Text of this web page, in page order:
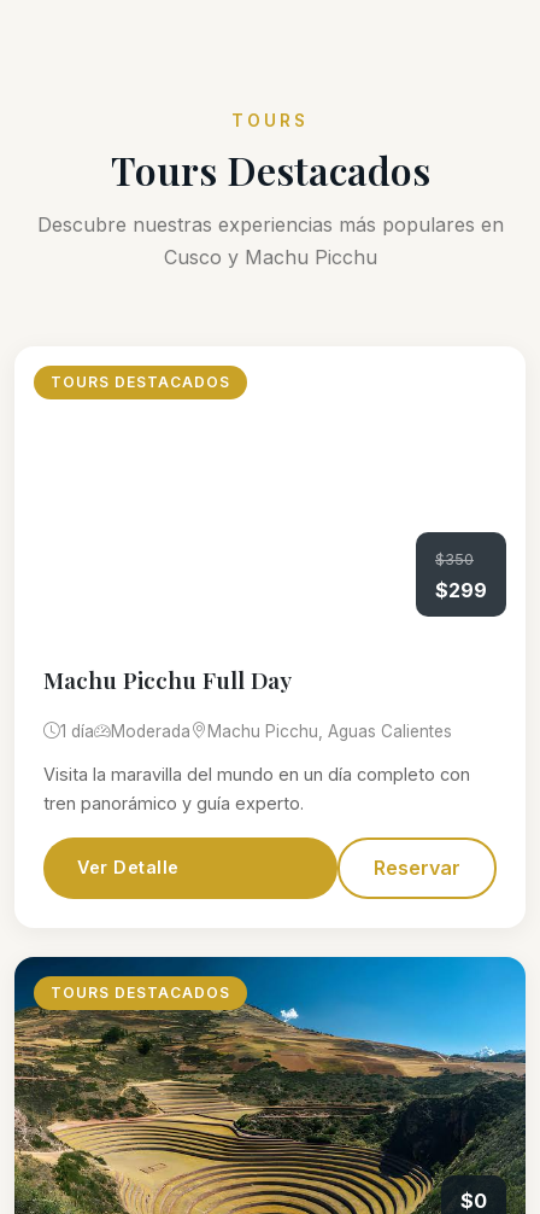
TOURS
Tours Destacados
Descubre nuestras experiencias más populares en
Cusco y Machu Picchu
TOURS DESTACADOS
$350
$299
Machu Picchu Full Day
1 día Moderada Machu Picchu, Aguas Calientes
Visita la maravilla del mundo en un día completo con
tren panorámico y guía experto.
Ver Detalle Reservar
TOURS DESTACADOS
$0